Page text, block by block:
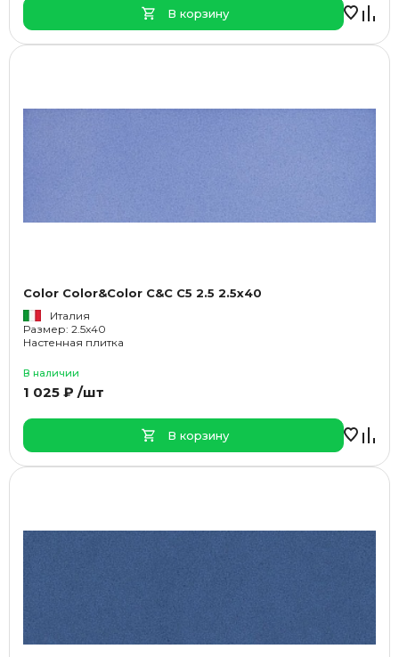
В корзину
Color Color&Color C&C C5 2.5 2.5x40
Италия
Размер: 2.5x40
Настенная плитка
В наличии
1 025 ₽ /шт
В корзину